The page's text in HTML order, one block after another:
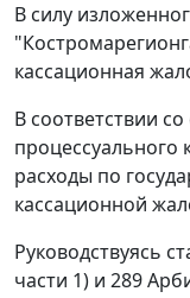
В силу
кассационная
В соответствии со
процессуального
расходы по
кассационной
Руководствуясь
части 1) и 289